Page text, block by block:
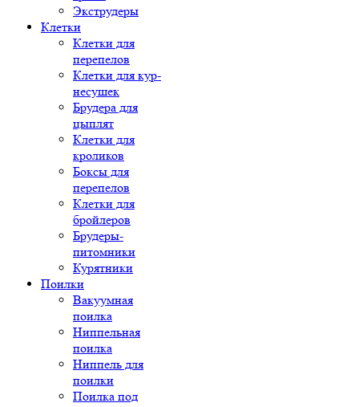
Экструдеры
Клетки
Клетки для
перепелов
Клетки для кур-
несушек
Брудера для
цыплят
Клетки для
кроликов
Боксы для
перепелов
Клетки для
бройлеров
Брудеры-
питомники
Курятники
Поилки
Вакуумная
поилка
Ниппельная
поилка
Ниппель для
поилки
Поилка под